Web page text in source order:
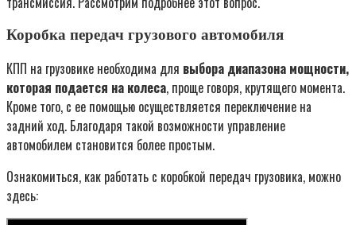
Коробка передач грузового автомобиля
КПП на грузовике необходима для выбора диапазона мощности,
которая подается на колеса, проще говоря, крутящего момента.
Кроме того, с ее помощью осуществляется переключение на
задний ход. Благодаря такой возможности управление
автомобилем становится более простым.
Ознакомиться, как работать с коробкой передач грузовика, можно
здесь: